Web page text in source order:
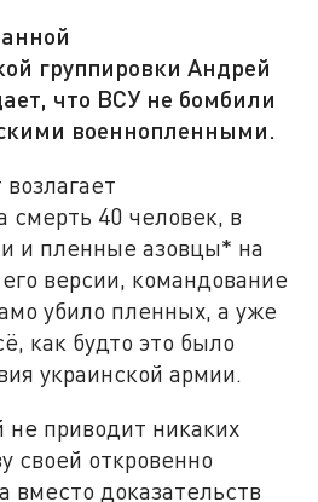
группировки Андрей
что ВСУ не бомбили
военнопленными.
смерть 40 человек, в
и пленные азовцы* на
версии, командование
убило пленных, а уже
как будто это было
украинской армии.
приводит никаких
своей откровенно
вместо доказательств